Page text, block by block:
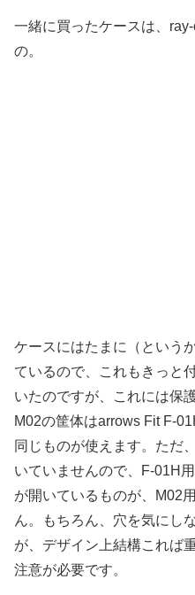
一緒に買ったケースは、
の。
ケースにはたまに（という
ているので、これもきっと
いたのですが、これには保
M02の筐体はarrows Fit F-
同じものが使えます。ただ
いていませんので、F-01H
が開いているものが、M02
ん。もちろん、穴を気にし
が、デザイン上結構これば
注意が必要です。